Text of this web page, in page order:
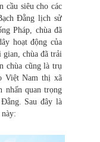
cầu siêu cho các
Đằng lịch sử
Pháp, chùa đã
hoạt động của
gian, chùa đã trải
chùa cũng là trụ
Việt Nam thị xã
nhấn quan trọng
Sau đây là